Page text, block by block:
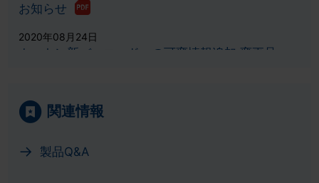
お知らせ
2020年08月24日
カートン新バーコードへの可変情報追加 変更品
2020年05月12日
添付文書改訂のお知らせ
2018年06月11日
関連情報
製品Q&A